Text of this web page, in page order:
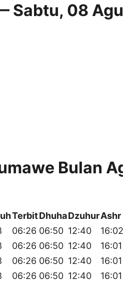
Sabtu, 08
Bulan
TerbitDhuhaDzuhurAshr
06:26 06:50 12:40 16:02
06:26 06:50 12:40 16:01
06:26 06:50 12:40 16:01
06:26 06:50 12:40 16:01